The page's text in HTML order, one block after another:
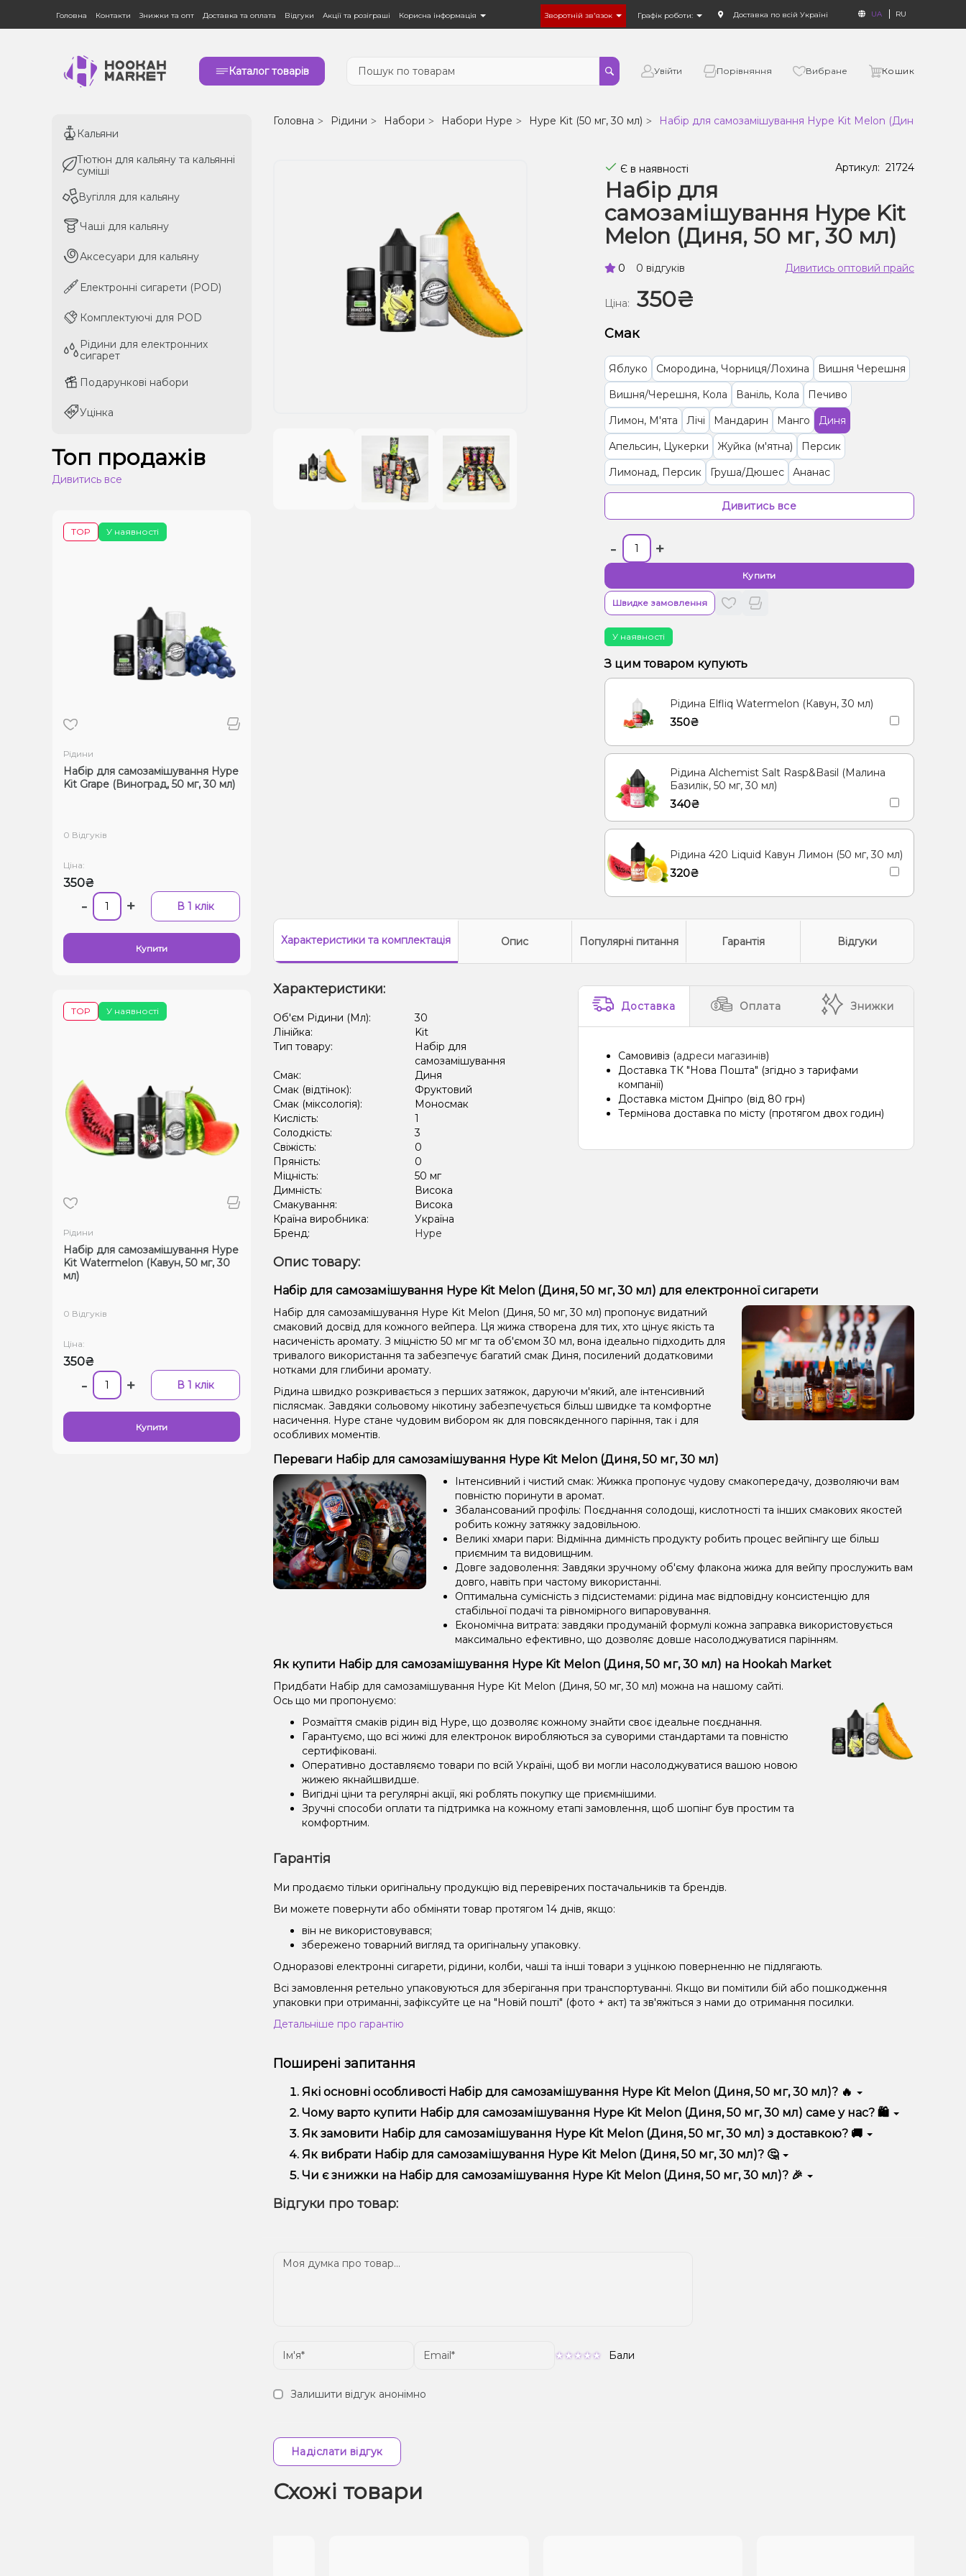
Головна Контакти Знижки та опт Доставка та оплата Відгуки Акції та розіграші Корисна інформація Зворотній зв'язок Графік роботи: Доставка по всій Україні UA RU
Каталог товарів Увійти Порівняння Вибране Кошик
Кальяни
Тютюн для кальяну та кальянні
суміші
Вугілля для кальяну
Чаші для кальяну
Аксесуари для кальяну
Електронні сигарети (POD)
Комплектуючі для POD
Рідини для електронних
сигарет
Подарункові набори
Уцінка
Кальяни
Тютюн для кальяну та кальянні
суміші
Вугілля для кальяну
Чаші для кальяну
Аксесуари для кальяну
Електронні сигарети (POD)
Комплектуючі для POD
Рідини для електронних
сигарет
Подарункові набори
Уцінка
Топ продажів
Дивитись все
У наявності
TOP
Рідини
Набір для самозамішування Hype
Kit Grape (Виноград, 50 мг, 30 мл)
0 Відгуків
Ціна:
350₴
- + В 1 клік
Купити
У наявності
TOP
Рідини
Набір для самозамішування Hype
Kit Watermelon (Кавун, 50 мг, 30
мл)
0 Відгуків
Ціна:
350₴
- + В 1 клік
Купити
Головна Рідини Набори Набори Hype Hype Kit (50 мг, 30 мл) Набір для самозамішування Hype Kit Melon (Диня, 50 мг,
Є в наявності Артикул: 21724
Набір для
самозамішування Hype Kit
Melon (Диня, 50 мг, 30 мл)
0 0 відгуків Дивитись оптовий прайс
Ціна: 350₴
Смак
Яблуко Смородина, Чорниця/Лохина
Вишня Черешня
Вишня/Черешня, Кола
Ваніль, Кола
Печиво
Лимон, М'ята
Лічі Мандарин Манго
Диня
Апельсин, Цукерки
Жуйка (м'ятна)
Персик
Лимонад, Персик
Груша/Дюшес
Ананас
Полуниця, Енергетик
Грейпфрут, Полуниця, Лимонад
Малина
Кола Мультифрукт Кавун, Лимонад
Абрикос
Гранат
Полуниця
Морозиво, Чорниця/Лохина
Виноград
М'ята
Ківі, Полуниця Виноград, Манго
Дивитись все
- +
Купити
Швидке замовлення
У наявності
З цим товаром купують
Рідина Elfliq Watermelon (Кавун, 30 мл)
350₴
Рідина Alchemist Salt Rasp&Basil (Малина
Базилік, 50 мг, 30 мл)
340₴
Рідина 420 Liquid Кавун Лимон (50 мг, 30 мл)
320₴
Характеристикита комплектація Опис Популярні питання Гарантія Відгуки
Характеристики:
Об'єм Рідини (Мл):
30
Лінійка:
Kit
Тип товару:
Набір для
самозамішування
Смак:
Диня
Смак (відтінок):
Фруктовий
Смак (міксологія):
Моносмак
Кислість:
1
Солодкість:
3
Свіжість:
0
Пряність:
0
Міцність:
50 мг
Димність:
Висока
Смакування:
Висока
Країна виробника:
Україна
Бренд:
Hype
Доставка Оплата Знижки
Самовивіз (адреси магазинів)
Доставка ТК "Нова Пошта" (згідно з тарифами
компанії)
Доставка містом Дніпро (від 80 грн)
Термінова доставка по місту (протягом двох годин)
Опис товару:
Набір для самозамішування Hype Kit Melon (Диня, 50 мг, 30 мл) для електронної сигарети
Набір для самозамішування Hype Kit Melon (Диня, 50 мг, 30 мл) пропонує видатний
смаковий досвід для кожного вейпера. Ця жижа створена для тих, хто цінує якість та
насиченість аромату. З міцністю 50 мг мг та об'ємом 30 мл, вона ідеально підходить для
тривалого використання та забезпечує багатий смак Диня, посилений додатковими
нотками для глибини аромату.
Рідина швидко розкривається з перших затяжок, даруючи м'який, але інтенсивний
післясмак. Завдяки сольовому нікотину забезпечується більш швидке та комфортне
насичення. Hype стане чудовим вибором як для повсякденного паріння, так і для
особливих моментів.
Переваги Набір для самозамішування Hype Kit Melon (Диня, 50 мг, 30 мл)
Інтенсивний і чистий смак: Жижка пропонує чудову смакопередачу, дозволяючи вам
повністю поринути в аромат.
Збалансований профіль: Поєднання солодощі, кислотності та інших смакових якостей
робить кожну затяжку задовільною.
Великі хмари пари: Відмінна димність продукту робить процес вейпінгу ще більш
приємним та видовищним.
Довге задоволення: Завдяки зручному об'єму флакона жижа для вейпу прослужить вам
довго, навіть при частому використанні.
Оптимальна сумісність з підсистемами: рідина має відповідну консистенцію для
стабільної подачі та рівномірного випаровування.
Економічна витрата: завдяки продуманій формулі кожна заправка використовується
максимально ефективно, що дозволяє довше насолоджуватися парінням.
Як купити Набір для самозамішування Hype Kit Melon (Диня, 50 мг, 30 мл) на Hookah Market
Придбати Набір для самозамішування Hype Kit Melon (Диня, 50 мг, 30 мл) можна на нашому сайті.
Ось що ми пропонуємо:
Розмаїття смаків рідин від Hype, що дозволяє кожному знайти своє ідеальне поєднання.
Гарантуємо, що всі жижі для електронок виробляються за суворими стандартами та повністю
сертифіковані.
Оперативно доставляємо товари по всій Україні, щоб ви могли насолоджуватися вашою новою
жижею якнайшвидше.
Вигідні ціни та регулярні акції, які роблять покупку ще приємнішими.
Зручні способи оплати та підтримка на кожному етапі замовлення, щоб шопінг був простим та
комфортним.
Гарантія
Ми продаємо тільки оригінальну продукцію від перевірених постачальників та брендів.
Ви можете повернути або обміняти товар протягом 14 днів, якщо:
він не використовувався;
збережено товарний вигляд та оригінальну упаковку.
Одноразові електронні сигарети, рідини, колби, чаші та інші товари з уцінкою поверненню не підлягають.
Всі замовлення ретельно упаковуються для зберігання при транспортуванні. Якщо ви помітили бій або пошкодження
упаковки при отриманні, зафіксуйте це на "Новій пошті" (фото + акт) та зв'яжіться з нами до отримання посилки.
Детальніше про гарантію
Поширені запитання
Які основні особливості Набір для самозамішування Hype Kit Melon (Диня, 50 мг, 30 мл)? 🔥
Набір для самозамішування Hype Kit Melon (Диня, 50 мг, 30 мл) відрізняється високою якістю, зручністю
використання та надійністю.
Чому варто купити Набір для самозамішування Hype Kit Melon (Диня, 50 мг, 30 мл) саме у нас? 🛍️
Ми пропонуємо тільки оригінальну продукцію, широкий асортимент, вигідні ціни та швидку доставку. Крім того, у нас
регулярні акції та знижки для клієнтів!
Як замовити Набір для самозамішування Hype Kit Melon (Диня, 50 мг, 30 мл) з доставкою? 🚚
Оформити замовлення можна в кілька кліків:
Додайте Набір для самозамішування Hype Kit Melon (Диня, 50 мг, 30 мл) до кошика.
Виберіть зручний спосіб оплати та доставки.
Як вибрати Набір для самозамішування Hype Kit Melon (Диня, 50 мг, 30 мл)? 🤔
Вибір залежить від ваших уподобань – наприклад, якщо це кальян, враховуйте розмір, матеріал та тип чаші, якщо
вейп – потужність та смак. Наші менеджери допоможуть підібрати ідеальний варіант.
Чи є знижки на Набір для самозамішування Hype Kit Melon (Диня, 50 мг, 30 мл)? 🎉
нашому телеграм-каналі, щоб не проґавити вигідні пропозиції!
Відгуки про товар:
Бали
Залишити відгук анонімно
Надіслати відгук
Схожі товари